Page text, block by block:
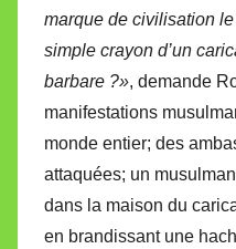
marque de civilisation
simple crayon d’un
barbare ?», demande
manifestations
monde entier; des
attaquées; un
dans la maison du
en brandissant une